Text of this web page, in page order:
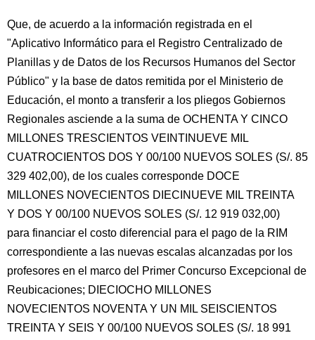
Que, de acuerdo a la información registrada en el
"Aplicativo Informático para el Registro Centralizado de
Planillas y de Datos de los Recursos Humanos del Sector
Público" y la base de datos remitida por el Ministerio de
Educación, el monto a transferir a los pliegos Gobiernos
Regionales asciende a la suma de OCHENTA Y CINCO
MILLONES TRESCIENTOS VEINTINUEVE MIL
CUATROCIENTOS DOS Y 00/100 NUEVOS SOLES (S/. 85
329 402,00), de los cuales corresponde DOCE
MILLONES NOVECIENTOS DIECINUEVE MIL TREINTA
Y DOS Y 00/100 NUEVOS SOLES (S/. 12 919 032,00)
para financiar el costo diferencial para el pago de la RIM
correspondiente a las nuevas escalas alcanzadas por los
profesores en el marco del Primer Concurso Excepcional de
Reubicaciones; DIECIOCHO MILLONES
NOVECIENTOS NOVENTA Y UN MIL SEISCIENTOS
TREINTA Y SEIS Y 00/100 NUEVOS SOLES (S/. 18 991